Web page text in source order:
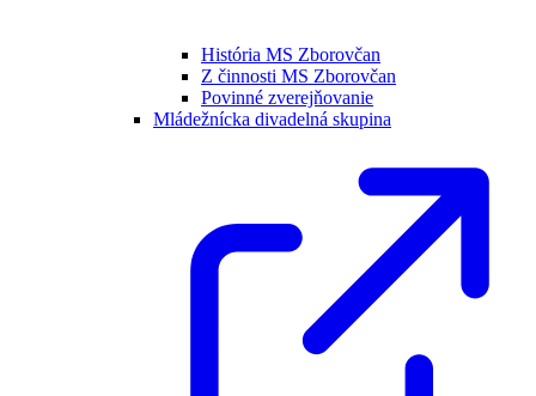
História MS Zborovčan
Z činnosti MS Zborovčan
Povinné zverejňovanie
Mládežnícka divadelná skupina